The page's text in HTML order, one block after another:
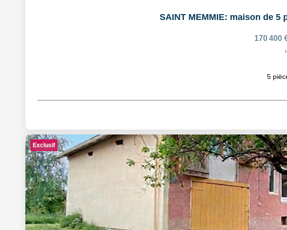
SAINT MEMMIE: maison de 5
170 400
5
Exclusif